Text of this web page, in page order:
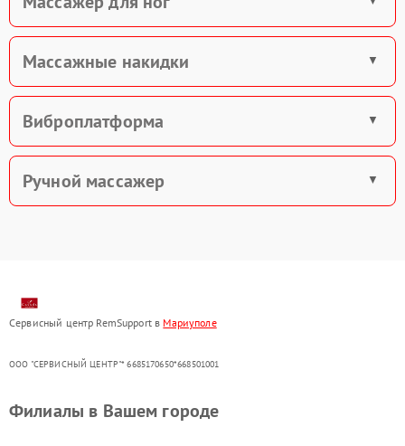
Массажные накидки
Виброплатформа
Ручной массажер
Сервисный центр RemSupport в Мариуполе
ООО "СЕРВИСНЫЙ ЦЕНТР"* 6685170650*668501001
Филиалы в Вашем городе